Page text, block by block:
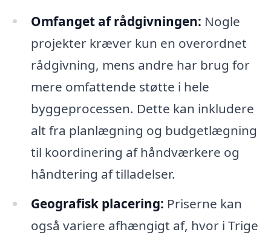
Omfanget af rådgivningen: Nogle
projekter kræver kun en overordnet
rådgivning, mens andre har brug for
mere omfattende støtte i hele
byggeprocessen. Dette kan inkludere
alt fra planlægning og budgetlægning
til koordinering af håndværkere og
håndtering af tilladelser.
Geografisk placering: Priserne kan
også variere afhængigt af, hvor i Trige